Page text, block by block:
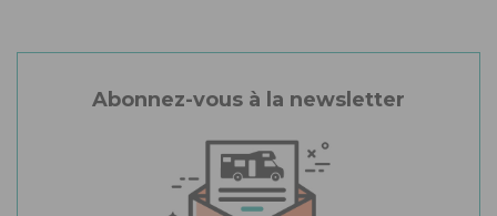
Abonnez-vous à la newsletter